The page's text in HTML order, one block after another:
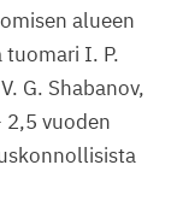
alueen
I. P.
G. Shabanov,
2,5 vuoden